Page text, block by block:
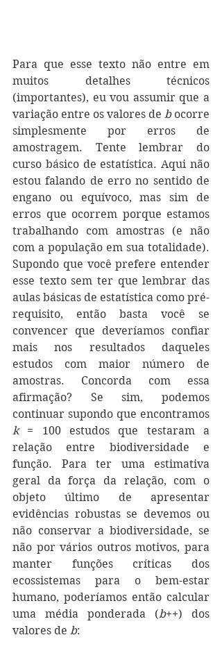
Para que esse texto não entre em
muitos detalhes técnicos
(importantes), eu vou assumir que a
variação entre os valores de b ocorre
simplesmente por erros de
amostragem. Tente lembrar do
curso básico de estatística. Aqui não
estou falando de erro no sentido de
engano ou equívoco, mas sim de
erros que ocorrem porque estamos
trabalhando com amostras (e não
com a população em sua totalidade).
Supondo que você prefere entender
esse texto sem ter que lembrar das
aulas básicas de estatística como pré-
requisito, então basta você se
convencer que deveríamos confiar
mais nos resultados daqueles
estudos com maior número de
amostras. Concorda com essa
afirmação? Se sim, podemos
k = 100 estudos que testaram a
relação entre biodiversidade e
função. Para ter uma estimativa
geral da força da relação, com o
objeto último de apresentar
evidências robustas se devemos ou
não conservar a biodiversidade, se
não por vários outros motivos, para
manter funções críticas dos
ecossistemas para o bem-estar
humano, poderíamos então calcular
uma média ponderada (b++) dos
valores de b: